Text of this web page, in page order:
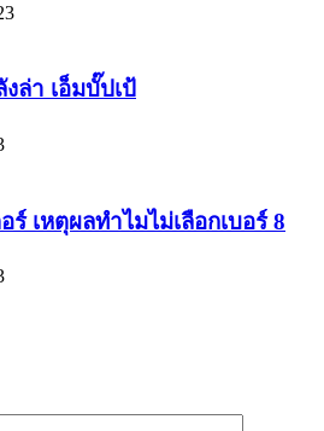
ล่า เอ็มบั๊ปเป้
เหตุผลทำไมไม่เลือกเบอร์ 8